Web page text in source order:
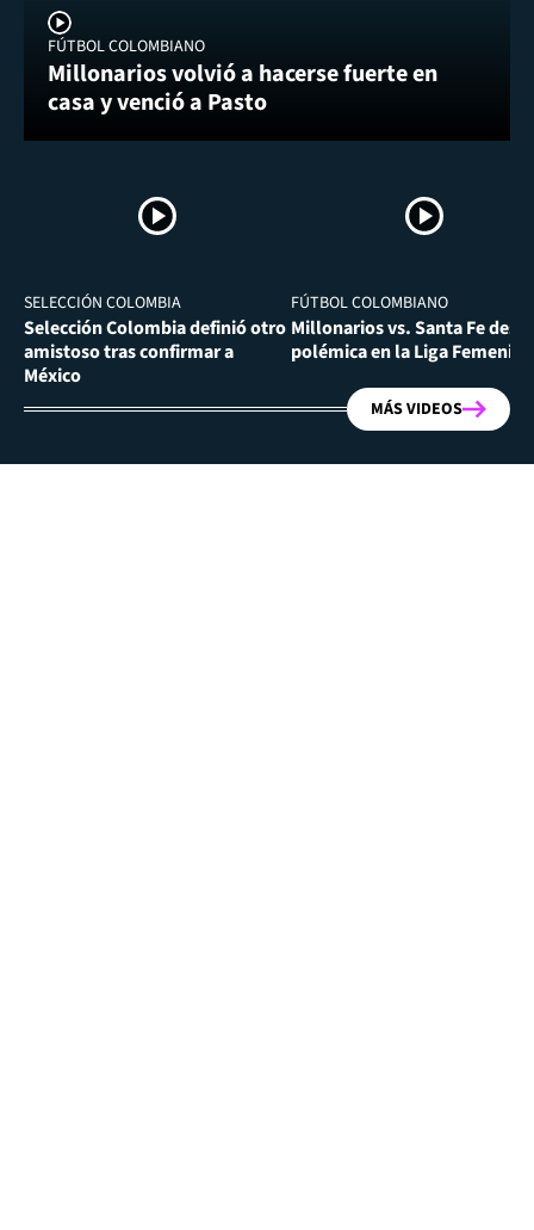
FÚTBOL COLOMBIANO
Millonarios volvió a hacerse fuerte en
casa y venció a Pasto
SELECCIÓN COLOMBIA
Selección Colombia definió otro
amistoso tras confirmar a
México
FÚTBOL COLOMBIANO
Millonarios vs. Santa Fe
polémica en la Liga Femenina
MÁS VIDEOS